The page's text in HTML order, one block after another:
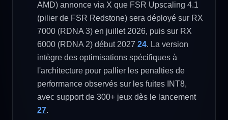
AMD) annonce via X que FSR Upscaling 4.1
(pilier de FSR Redstone) sera déployé sur RX
7000 (RDNA 3) en juillet 2026, puis sur RX
6000 (RDNA 2) début 2027 24. La version
intègre des optimisations spécifiques à
l'architecture pour pallier les penalties de
performance observés sur les fuites INT8,
avec support de 300+ jeux dès le lancement
27.